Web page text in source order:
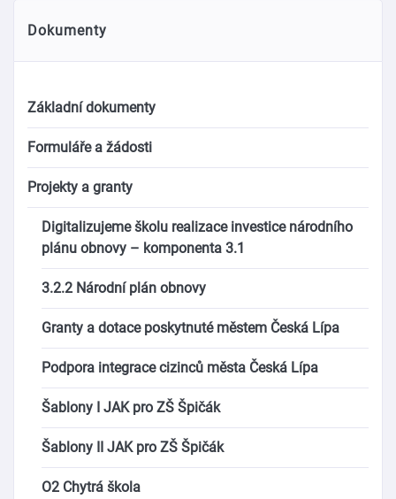
Dokumenty
Základní dokumenty
Formuláře a žádosti
Projekty a granty
Digitalizujeme školu realizace investice národního
plánu obnovy – komponenta 3.1
3.2.2 Národní plán obnovy
Granty a dotace poskytnuté městem Česká Lípa
Podpora integrace cizinců města Česká Lípa
Šablony I JAK pro ZŠ Špičák
Šablony II JAK pro ZŠ Špičák
O2 Chytrá škola